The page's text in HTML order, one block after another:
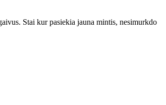
Stai kur pasiekia jauna mintis, nesimurkdo